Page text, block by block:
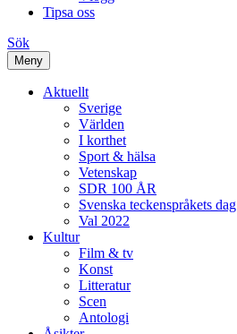
Tipsa oss
Sök
Meny
Aktuellt
Sverige
Världen
I korthet
Sport & hälsa
Vetenskap
SDR 100 ÅR
Svenska teckenspråkets dag
Val 2022
Kultur
Film & tv
Konst
Litteratur
Scen
Antologi